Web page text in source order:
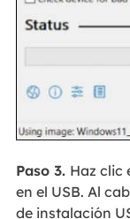
Paso 3. Haz clic
en el USB. Al
de instalación